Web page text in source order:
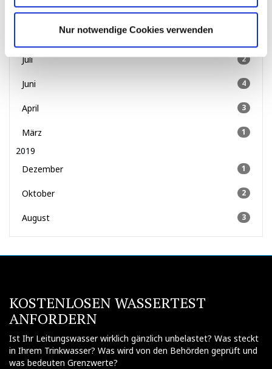
Nur notwendige Cookies verwenden
September 4
Juli 2
Juni 4
April 3
März 1
2019
Dezember
1
Oktober 2
August 3
KOSTENLOSEN WASSERTEST
ANFORDERN
Ist Ihr Leitungswasser wirklich gänzlich unbelastet? Was steckt
in Ihrem Trinkwasser? Was wird von den Behörden geprüft und
was bedeuten Grenzwerte?